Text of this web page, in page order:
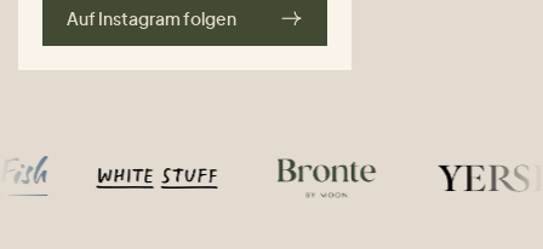
Auf Instagram folgen